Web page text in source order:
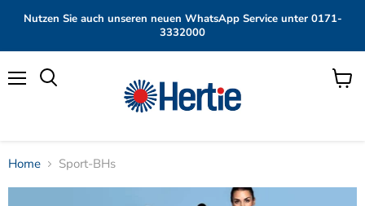
Nutzen Sie auch unseren neuen WhatsApp Service unter 0171-
3332000
Home Sport-BHs